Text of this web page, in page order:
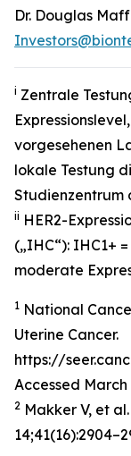
Dr. Douglas
i Zentrale
vorgesehenen
lokale Testung
Studienzentrum
ii HER2-
(„IHC“): IHC1+
moderate
1 National
Uterine Cancer.
https://
Accessed March
2 Makker V, et